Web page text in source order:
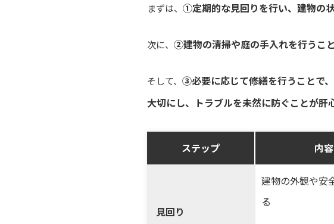
まずは、 ①定期的な見回りを行い、建物の
次に、 ②建物の清掃や庭の手入れを行うこと
そして、 ③必要に応じて修繕を行うことで
大切にし、トラブルを未然に防ぐことが肝
ステップ 内容
見回り
建物の外観や安
る